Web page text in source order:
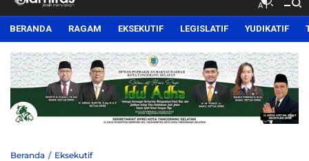
siarnitas
Jernih Menyiarkan
BERANDA RAGAM EKSEKUTIF LEGISLATIF YUDIKATIF
Beranda Eksekutif